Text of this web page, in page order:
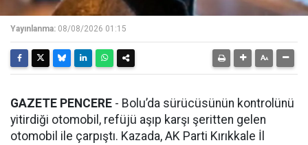
Yayınlanma: 08/08/2026 01:15
GAZETE PENCERE - Bolu’da sürücüsünün kontrolünü
yitirdiği otomobil, refüjü aşıp karşı şeritten gelen
otomobil ile çarpıştı. Kazada, AK Parti Kırıkkale İl